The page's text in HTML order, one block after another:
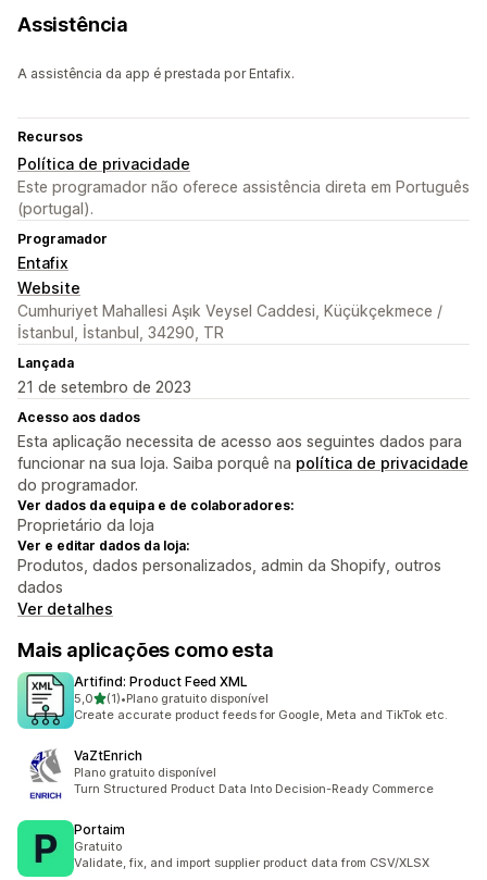
Assistência
A assistência da app é prestada por Entafix.
Recursos
Política de privacidade
Este programador não oferece assistência direta em Português
(portugal).
Programador
Entafix
Website
Cumhuriyet Mahallesi Aşık Veysel Caddesi, Küçükçekmece /
İstanbul, İstanbul, 34290, TR
Lançada
21 de setembro de 2023
Acesso aos dados
Esta aplicação necessita de acesso aos seguintes dados para
funcionar na sua loja. Saiba porquê na política de privacidade
do programador.
Ver dados da equipa e de colaboradores:
Proprietário da loja
Ver e editar dados da loja:
Produtos, dados personalizados, admin da Shopify, outros
dados
Ver detalhes
Mais aplicações como esta
Artifind: Product Feed XML
5,0de 5 estrelas
(1)
1 total de avaliações
•Plano gratuito disponível
Create accurate product feeds for Google, Meta and TikTok etc.
VaZtEnrich
Plano gratuito disponível
Turn Structured Product Data Into Decision-Ready Commerce
Portaim
Gratuito
Validate, fix, and import supplier product data from CSV/XLSX